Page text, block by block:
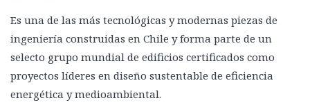
Es una de las más tecnológicas y modernas piezas de
ingeniería construidas en Chile y forma parte de un
selecto grupo mundial de edificios certificados como
proyectos líderes en diseño sustentable de eficiencia
energética y medioambiental.